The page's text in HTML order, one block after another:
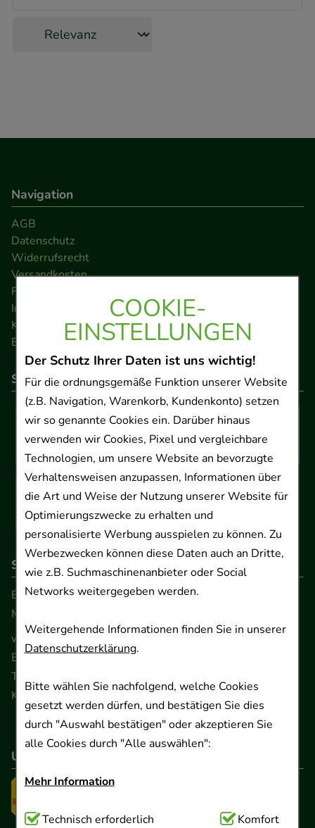
COOKIE-
EINSTELLUNGEN
Der Schutz Ihrer Daten ist uns wichtig!
Für die ordnungsgemäße Funktion unserer Website
(z.B. Navigation, Warenkorb, Kundenkonto) setzen
wir so genannte Cookies ein. Darüber hinaus
verwenden wir Cookies, Pixel und vergleichbare
Technologien, um unsere Website an bevorzugte
Verhaltensweisen anzupassen, Informationen über
die Art und Weise der Nutzung unserer Website für
Optimierungszwecke zu erhalten und
personalisierte Werbung ausspielen zu können. Zu
Werbezwecken können diese Daten auch an Dritte,
wie z.B. Suchmaschinenanbieter oder Social
Networks weitergegeben werden.
Weitergehende Informationen finden Sie in unserer
Datenschutzerklärung.
Bitte wählen Sie nachfolgend, welche Cookies
gesetzt werden dürfen, und bestätigen Sie dies
durch "Auswahl bestätigen" oder akzeptieren Sie
alle Cookies durch "Alle auswählen":
Mehr Information
Technisch Notwendig:Hierbei handelt es sich um
Technisch erforderlich
Komfort
Navigation
AGB
Datenschutz
Widerrufsrecht
Versandkosten
FAQ
Impressum
Kontakt
Barrierefreiheitserklärung
So können Sie bezahlen
So erreichen Sie uns
Beratung und Kundenservice:
Montag - Freitag von 9.00 bis 17.00 Uhr
www.ApoSalis.de · E-Mail: info@ApoSalis.de
Ernst-August-Platz 2 · 30159 Hannover
Telefon 0511 89 71 80 0 · Fax 0511 89 71 80 11
Kontaktformular
Unser Versanddienstleister